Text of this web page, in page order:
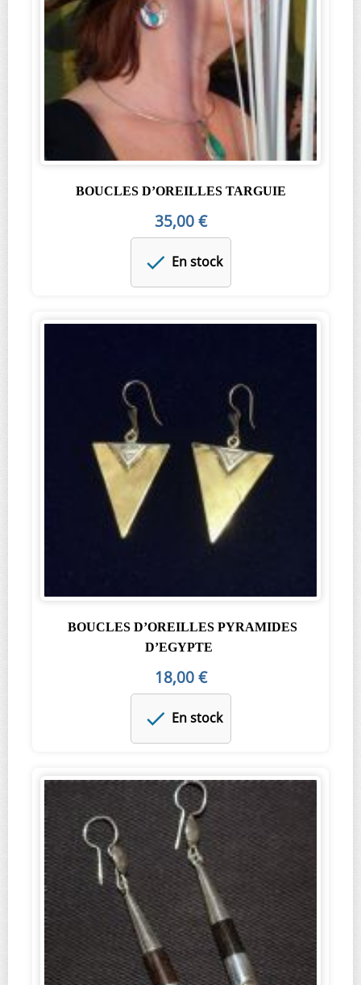
BOUCLES D’OREILLES TARGUIE
35,00 €
En stock
BOUCLES D’OREILLES PYRAMIDES
D’EGYPTE
18,00 €
En stock